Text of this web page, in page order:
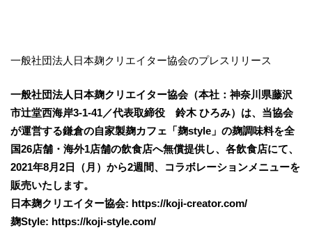
一般社団法人日本麹クリエイター協会のプレスリリース
一般社団法人日本麹クリエイター協会（本社：神奈川県藤沢
市辻堂西海岸3-1-41／代表取締役 鈴木 ひろみ）は、当協会
が運営する鎌倉の自家製麹カフェ「麹style」の麹調味料を全
国26店舗・海外1店舗の飲食店へ無償提供し、各飲食店にて、
2021年8月2日（月）から2週間、コラボレーションメニューを
販売いたします。
日本麹クリエイター協会: https://koji-creator.com/
麹Style: https://koji-style.com/